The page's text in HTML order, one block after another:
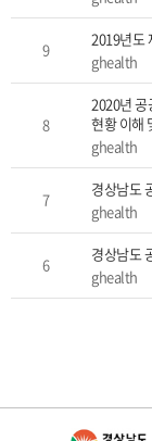
9
2019년도
ghealth
8
2020년 공
현황 이해
ghealth
7
경상남도
ghealth
6
경상남도
ghealth